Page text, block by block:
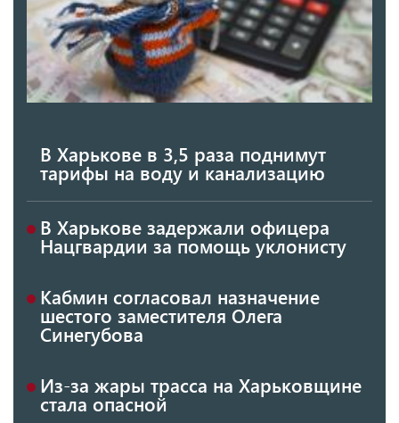
В Харькове в 3,5 раза поднимут
тарифы на воду и канализацию
В Харькове задержали офицера
Нацгвардии за помощь уклонисту
Кабмин согласовал назначение
шестого заместителя Олега
Синегубова
Из-за жары трасса на Харьковщине
стала опасной